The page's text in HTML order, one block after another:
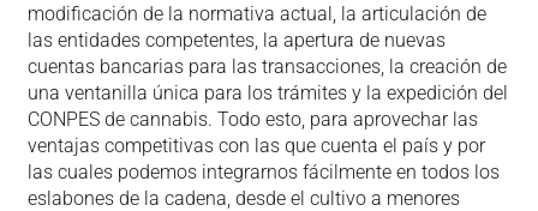
modificación de la normativa actual, la articulación de
las entidades competentes, la apertura de nuevas
cuentas bancarias para las transacciones, la creación de
una ventanilla única para los trámites y la expedición del
CONPES de cannabis. Todo esto, para aprovechar las
ventajas competitivas con las que cuenta el país y por
las cuales podemos integrarnos fácilmente en todos los
eslabones de la cadena, desde el cultivo a menores